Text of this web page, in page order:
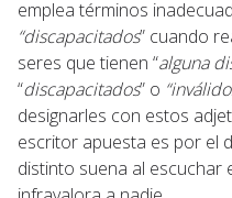
emplea términos
“discapacitados” cuando
seres que tienen “alguna
“discapacitados” o
designarles con estos
escritor apuesta es por el
distinto suena al escuchar